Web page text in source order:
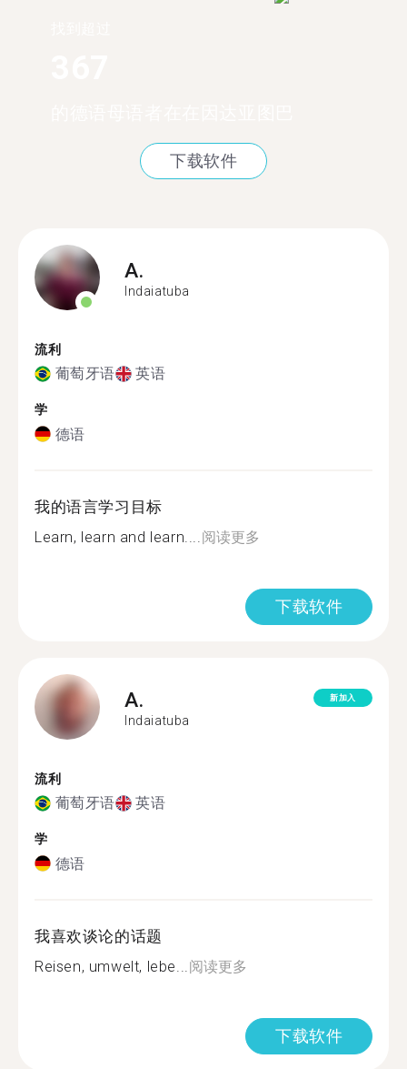
下载软件
A.
Indaiatuba
流利
葡萄牙语 英语
学
德语
我的语言学习目标
Learn, learn and learn.... 阅读更多
下载软件
A.
Indaiatuba
新加入
流利
葡萄牙语 英语
学
德语
我喜欢谈论的话题
Reisen, umwelt, lebe... 阅读更多
下载软件